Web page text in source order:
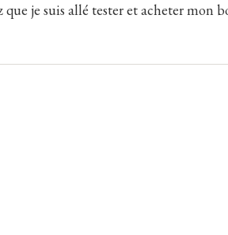
que je suis allé tester et acheter mon